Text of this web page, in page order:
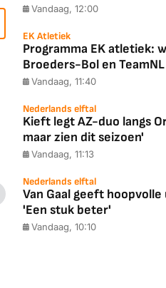
OLED55C56LB
TV (2025)
Ultimate
Vandaag, 12:00
EK Atletiek
Programma EK atletiek:
Broeders-Bol en
Vandaag, 11:40
Nederlands elftal
Kieft legt AZ-duo langs
maar zien dit seizoen'
Vandaag, 11:13
Nederlands elftal
Van Gaal geeft
'Een stuk beter'
Vandaag, 10:10